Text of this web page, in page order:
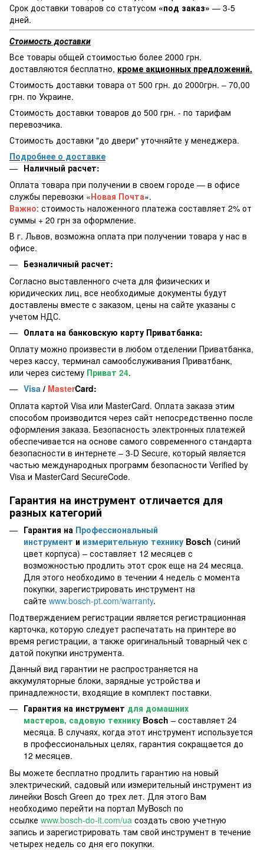
Срок доставки товаров со статусом «под заказ» — 3-5
дней.
Стоимость доставки
Все товары общей стоимостью более 2000 грн.
доставляются бесплатно, кроме акционных предложений.
Стоимость доставки товара от 500 грн. до 2000грн. – 70,00
грн. по Украине.
Стоимость доставки товаров до 500 грн. - по тарифам
перевозчика.
Стоимость доставки "до двери" уточняйте у менеджера.
Подробнее о доставке
Наличный расчет:
Оплата товара при получении в своем городе — в офисе
службы перевозки «Новая Почта».
Важно: стоимость наложенного платежа составляет 2% от
суммы + 20 грн за оформление.
В г. Львов, возможна оплата при получении товара у нас в
офисе.
Безналичный расчет:
Согласно выставленного счета для физических и
юридических лиц, все необходимые документы будут
доставлены вместе с заказом, цены на сайте указаны с
учетом НДС.
Оплата на банковскую карту Приватбанка:
Оплату можно произвести в любом отделении Приватбанка,
через кассу, терминал самообслуживания Приватбанк,
или через систему Приват 24.
Visa / MasterCard:
Оплата картой Visa или MasterCard. Оплата заказа этим
способом производится через сайт непосредственно после
оформления заказа. Безопасность электронных платежей
обеспечивается на основе самого современного стандарта
безопасности в интернете – 3-D Secure, который является
частью международных программ безопасности Verified by
Visa и MasterCard SecureCode.
Гарантия на инструмент отличается для
разных категорий
Гарантия на Профессиональный
инструмент и измерительную технику Bosch (синий
цвет корпуса) – составляет 12 месяцев с
возможностью продлить этот срок еще на 24 месяца.
Для этого необходимо в течении 4 недель с момента
покупки, зарегистрировать инструмент на
сайте www.bosch-pt.com/warranty.
Подтверждением регистрации является регистрационная
карточка, которую следует распечатать на принтере во
время регистрации, а также оригинальный товарный чек с
датой покупки инструмента.
Данный вид гарантии не распространяется на
аккумуляторные блоки, зарядные устройства и
принадлежности, входящие в комплект поставки.
Гарантия на инструмент для домашних
мастеров, садовую технику Bosch – составляет 24
месяца. В случаях, когда этот инструмент используется
в профессиональных целях, гарантия сокращается до
12 месяцев.
Вы можете бесплатно продлить гарантию на новый
электрический, садовый или измерительный инструмент из
линейки Bosch Green до трех лет. Для этого Вам
необходимо перейти на портал MyBosch по
ссылке www.bosch-do-it.com/ua создать свою учетную
запись и зарегистрировать там свой инструмент в течение
четырех недель со дня его покупки.